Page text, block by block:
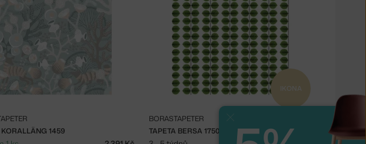
KORALLÄNG 1459
IKONA
TAPETA BERSA 1750
BORASTAPETER